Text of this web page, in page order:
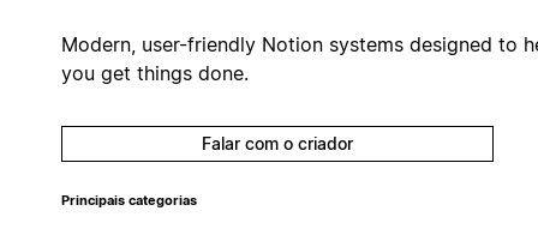
Modern, user-friendly Notion systems designed to
you get things done.
Falar com o criador
Principais categorias